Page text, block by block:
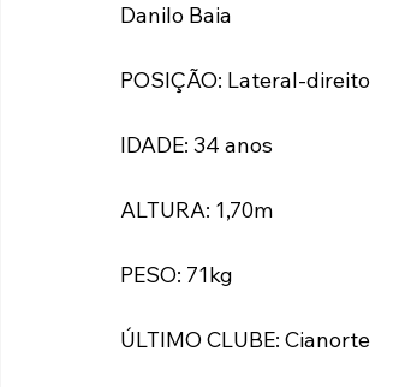
Danilo Baia
POSIÇÃO: Lateral-direito
IDADE: 34 anos
ALTURA: 1,70m
PESO: 71kg
ÚLTIMO CLUBE: Cianorte